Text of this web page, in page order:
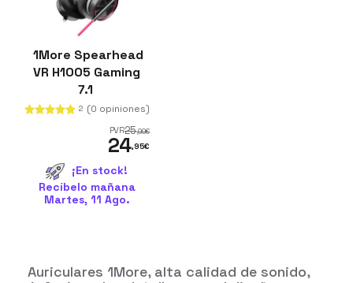
1More Spearhead
VR H1005 Gaming
7.1
2 (0 opiniones)
PVR25,99€
24,95€
¡En stock!
Recíbelo mañana
Martes, 11 Ago.
Auriculares 1More, alta calidad de sonido,